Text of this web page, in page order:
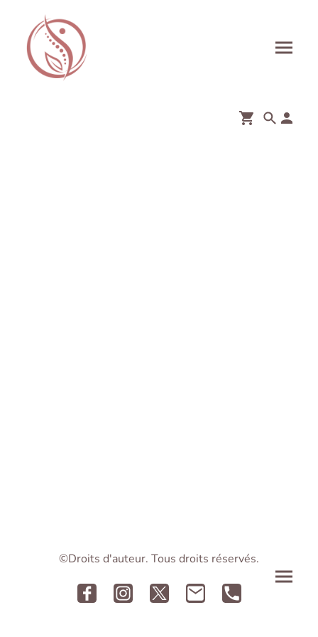
©Droits d'auteur. Tous droits réservés.